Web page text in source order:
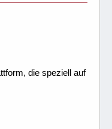
die speziell auf